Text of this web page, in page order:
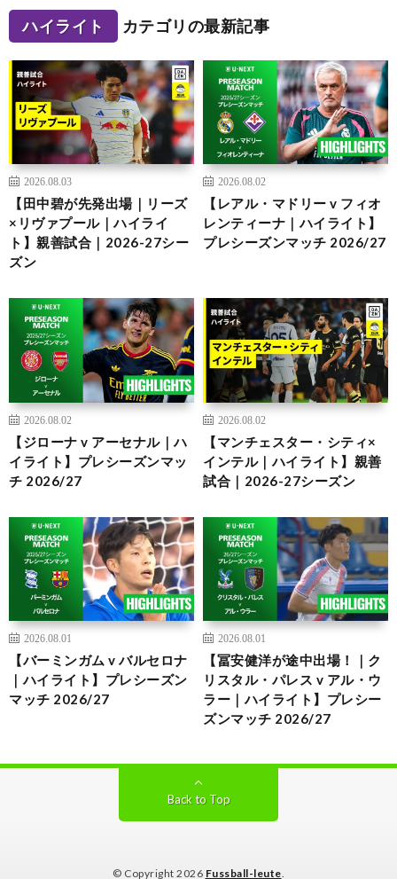
ハイライト カテゴリの最新記事
2026.08.03
【田中碧が先発出場｜リーズ
×リヴァプール｜ハイライ
ト】親善試合｜2026-27シー
ズン
2026.08.02
【レアル・マドリー v フィオ
レンティーナ｜ハイライト】
プレシーズンマッチ 2026/27
2026.08.02
【ジローナ v アーセナル｜ハ
イライト】プレシーズンマッ
チ 2026/27
2026.08.02
【マンチェスター・シティ×
インテル｜ハイライト】親善
試合｜2026-27シーズン
2026.08.01
【バーミンガム v バルセロナ
｜ハイライト】プレシーズン
マッチ 2026/27
2026.08.01
【冨安健洋が途中出場！｜ク
リスタル・パレス v アル・ウ
ラー｜ハイライト】プレシー
ズンマッチ 2026/27
Back to Top
© Copyright 2026 Fussball-leute.